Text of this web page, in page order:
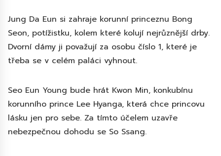
Jung Da Eun si zahraje korunní princeznu Bong
Seon, potížistku, kolem které kolují nejrůznější drby.
Dvorní dámy ji považují za osobu číslo 1, které je
třeba se v celém paláci vyhnout.
Seo Eun Young bude hrát Kwon Min, konkubínu
korunního prince Lee Hyanga, která chce princovu
lásku jen pro sebe. Za tímto účelem uzavře
nebezpečnou dohodu se So Ssang.